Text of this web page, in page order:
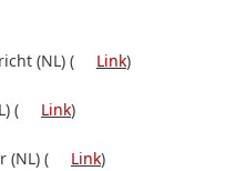
(NL) ( Link)
( Link)
(NL) ( Link)